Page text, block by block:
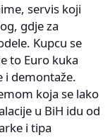
servis koji
gdje za
Kupcu se
to Euro kuka
i demontaže.
koja se lako
u BiH idu od
i tipa